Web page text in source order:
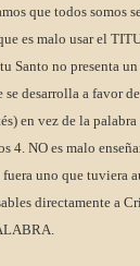
que todos somos
es malo usar el
Santo no presenta
desarrolla a favor
en vez de la
NO es malo
uno que tuviera
directamente a